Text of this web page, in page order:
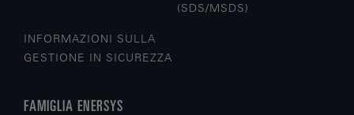
(SDS/MSDS)
INFORMAZIONI SULLA
GESTIONE IN SICUREZZA
FAMIGLIA ENERSYS